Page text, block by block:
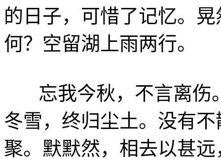
的日子，可惜了记忆。
何？空留湖上雨两行。
忘我今秋，不言离伤
冬雪，终归尘土。没有
聚。默默然，相去以甚